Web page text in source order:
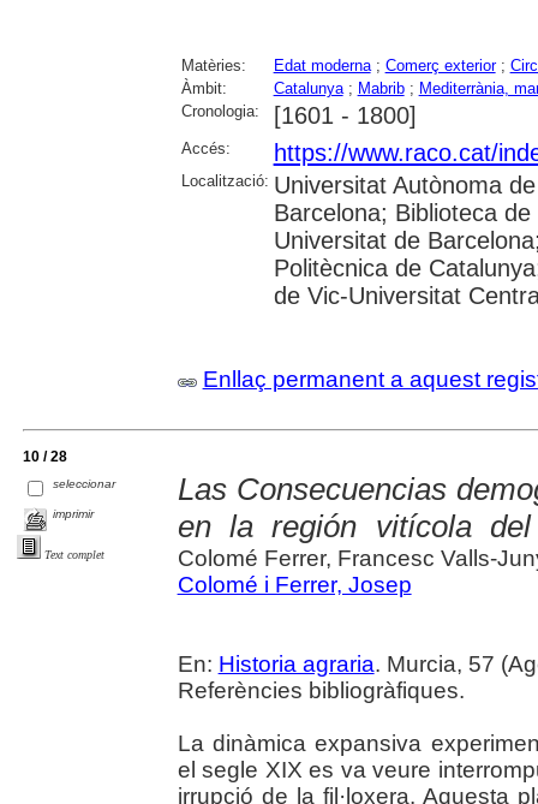
Matèries: Edat moderna; Comerç exterior;
Àmbit:
Catalunya; Mabrib; Mediterrània,
Cronologia:
[1601 - 1800]
Accés: https://www.raco.cat/
Localització: Universitat Autònoma
Barcelona; Biblioteca
Universitat de
Politècnica de
de Vic-Universitat
Enllaç permanent a aquest
10 / 28
seleccionar
imprimir
Text complet
Las Consecuencias
en la región vitícola del
Colomé Ferrer, Francesc Valls-
Colomé i Ferrer, Josep
En: Historia agraria. Murcia, 57
Referències bibliogràfiques.
La dinàmica expansiva
el segle XIX es va veure
irrupció de la fil·loxera. Aquesta